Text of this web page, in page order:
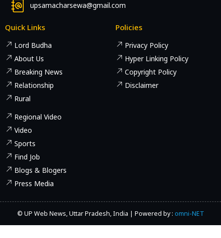
upsamacharsewa@gmail.com
Quick Links
Lord Budha
About Us
Breaking News
Relationship
Rural
Regional Video
Video
Sports
Find Job
Blogs & Blogers
Press Media
Policies
Privacy Policy
Hyper Linking Policy
Copyright Policy
Disclaimer
© UP Web News, Uttar Pradesh, India | Powered by : omni-NET